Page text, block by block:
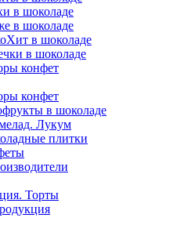
в шоколаде
в шоколаде
в шоколаде
в шоколаде
конфет
конфет
в шоколаде
Лукум
плитки
Торты